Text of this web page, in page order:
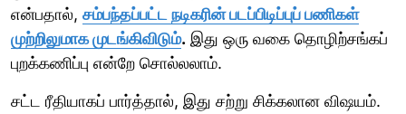
என்பதால், சம்பந்தப்பட்ட நடிகரின் படப்பிடிப்புப் பணிகள்
முற்றிலுமாக முடங்கிவிடும். இது ஒரு வகை தொழிற்சங்கப்
புறக்கணிப்பு என்றே சொல்லலாம்.
சட்ட ரீதியாகப் பார்த்தால், இது சற்று சிக்கலான விஷயம்.